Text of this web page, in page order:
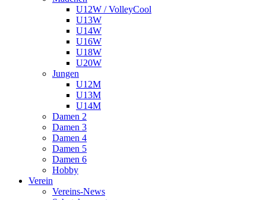
U12W / VolleyCool
U13W
U14W
U16W
U18W
U20W
Jungen
U12M
U13M
U14M
Damen 2
Damen 3
Damen 4
Damen 5
Damen 6
Hobby
Verein
Vereins-News